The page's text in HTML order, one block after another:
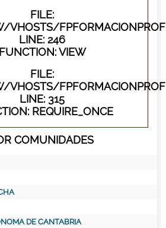
FILE:
LINE: 246
FUNCTION: VIEW
FILE:
LINE: 315
REQUIRE_ONCE
COMUNIDADES
DE CANTABRIA